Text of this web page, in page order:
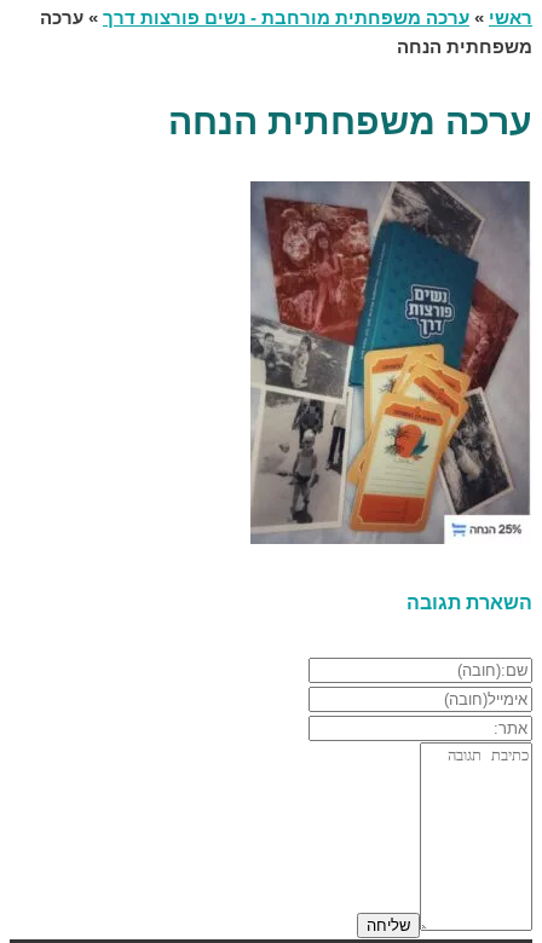
ראשי » ערכה משפחתית מורחבת - נשים פורצות דרך » ערכה
משפחתית הנחה
ערכה משפחתית הנחה
השארת תגובה